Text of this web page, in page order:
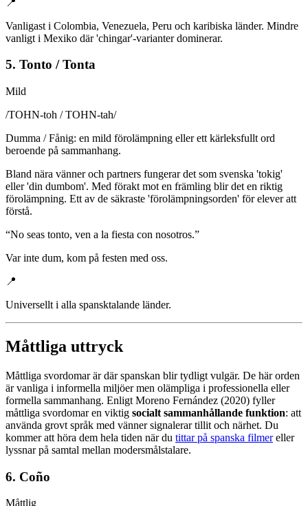
Vanligast i Colombia, Venezuela, Peru och karibiska länder. Mindre
vanligt i Mexiko där 'chingar'-varianter dominerar.
5. Tonto / Tonta
Mild
/TOHN-toh / TOHN-tah/
Dumma / Fånig: en mild förolämpning eller ett kärleksfullt ord
beroende på sammanhang.
Bland nära vänner och partners fungerar det som svenska 'tokig'
eller 'din dumbom'. Med förakt mot en främling blir det en riktig
förolämpning. Ett av de säkraste 'förolämpningsorden' för elever att
förstå.
“No seas tonto, ven a la fiesta con nosotros.”
Var inte dum, kom på festen med oss.
📍
Universellt i alla spansktalande länder.
Måttliga uttryck
Måttliga svordomar är där spanskan blir tydligt vulgär. De här orden
är vanliga i informella miljöer men olämpliga i professionella eller
formella sammanhang. Enligt Moreno Fernández (2020) fyller
måttliga svordomar en viktig socialt sammanhållande funktion: att
använda grovt språk med vänner signalerar tillit och närhet. Du
kommer att höra dem hela tiden när du tittar på spanska filmereller
lyssnar på samtal mellan modersmålstalare.
6. Coño
Måttlig